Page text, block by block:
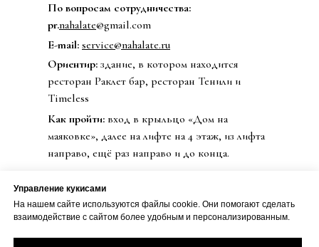
© 2020 Бренд одежды nahalate
Ориентир: здание, в котором находится
ресторан Раклет бар, ресторан Тенили и
Timeless
Как пройти: вход в крыльцо «Дом на
маяковке», далее на лифте на 4 этаж, из лифта
направо, ещё раз направо и до конца.
E-mail: service@nahalate.ru
По вопросам сотрудничества:
pr.nahalate@gmail.com
Управление кукисами
На нашем сайте используются файлы cookie. Они помогают сделать
взаимодействие с сайтом более удобным и персонализированным.